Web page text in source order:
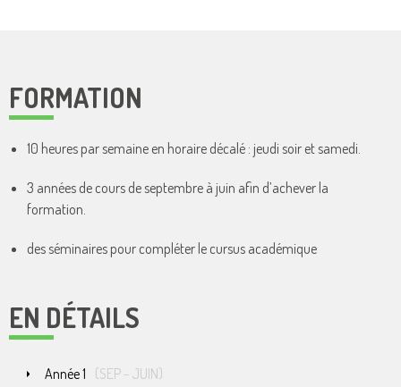
FORMATION
10 heures par semaine en horaire décalé : jeudi soir et samedi.
3 années de cours de septembre à juin afin d’achever la
formation.
des séminaires pour compléter le cursus académique
EN DÉTAILS
Année 1 (SEP - JUIN)